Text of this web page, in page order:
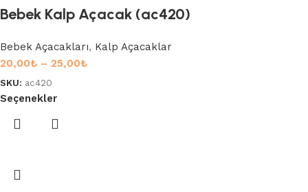
Bebek Kalp Açacak (ac420)
Bebek Açacakları, Kalp Açacaklar
20,00₺ – 25,00₺
SKU: ac420
Seçenekler